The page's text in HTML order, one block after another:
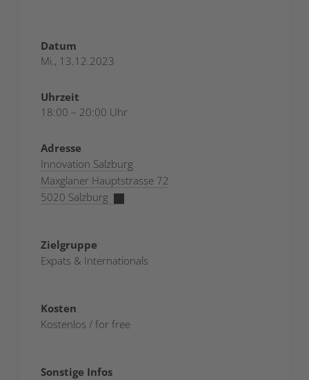
Datum
Mi., 13.12.2023
Uhrzeit
18:00 – 20:00 Uhr
Adresse
Innovation Salzburg
Maxglaner Hauptstrasse 72
5020 Salzburg
Zielgruppe
Expats & Internationals
Kosten
Kostenlos / for free
Sonstige Infos